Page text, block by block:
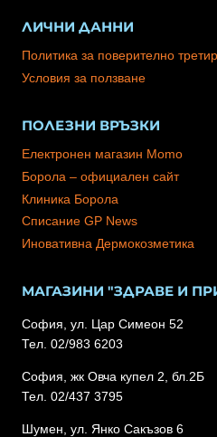
ЛИЧНИ ДАННИ
Политика за поверително
Условия за ползване
ПОЛЕЗНИ ВРЪЗКИ
Електронен магазин Momo
Борола – официален сайт
Клиника Борола
Списание GP News
Иновативна Дермокозметика
МАГАЗИНИ "ЗДРАВЕ И
София, ул. Цар Симеон 52
Тел. 02/983 6203
София, жк Овча купел 2, бл.2Б
Тел. 02/437 3795
Шумен, ул. Янко Сакъзов 6